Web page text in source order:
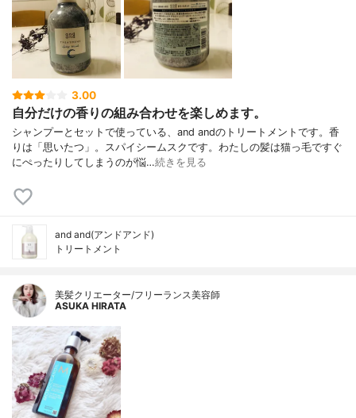
3.00
自分だけの香りの組み合わせを楽しめます。
シャンプーとセットで使っている、and andのトリートメントです。香
りは「思いたつ」。スパイシームスクです。わたしの髪は猫っ毛ですぐ
にぺったりしてしまうのが悩…続きを見る
and and(アンドアンド)
トリートメント
美髪クリエーター/フリーランス美容師
ASUKA HIRATA